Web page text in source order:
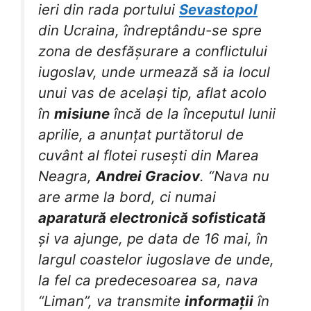
ieri din rada portului Sevastopol
din Ucraina, îndreptându-se spre
zona de desfășurare a conflictului
iugoslav, unde urmează să ia locul
unui vas de același tip, aflat acolo
în misiune încă de la începutul lunii
aprilie, a anunțat purtătorul de
cuvânt al flotei rusești din Marea
Neagra,Andrei Graciov. “Nava nu
are arme la bord, ci numai
aparatură electronică sofisticată
și va ajunge, pe data de 16 mai, în
largul coastelor iugoslave de unde,
la fel ca predecesoarea sa, nava
“Liman”, va transmite informații în